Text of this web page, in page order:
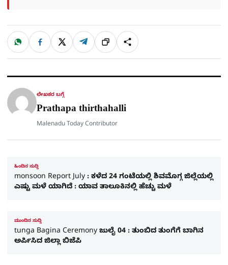
ಹಂಚಿಕೊಳ್ಳಿ
W
a
t
p
F
c
e
o
X T
l
e
a
ಲಿಂ
ಕ್
S
h
a
ಲೇಖಕರ ಬಗ್ಗೆ
Prathapa thirthahalli
Malenadu Today Contributor
ಹಿಂದಿನ ಸುದ್ದಿ
monsoon Report July : ಕಳೆದ 24 ಗಂಟೆಯಲ್ಲಿ ಶಿವಮೊಗ್ಗ ಜಿಲ್ಲೆಯಲ್ಲಿ
ಎಷ್ಟು ಮಳೆ ಯಾಗಿದೆ : ಯಾವ ತಾಲೂಕಿನಲ್ಲಿ ಹೆಚ್ಚು ಮಳೆ
ಮುಂದಿನ ಸುದ್ದಿ
tunga Bagina Ceremony ಜುಲೈ 04 : ತುಂಬಿದ ತುಂಗೆಗೆ ಬಾಗಿನ
ಅರ್ಪಿಸಿದ ಜಿಲ್ಲಾ ಬಿಜೆಪಿ